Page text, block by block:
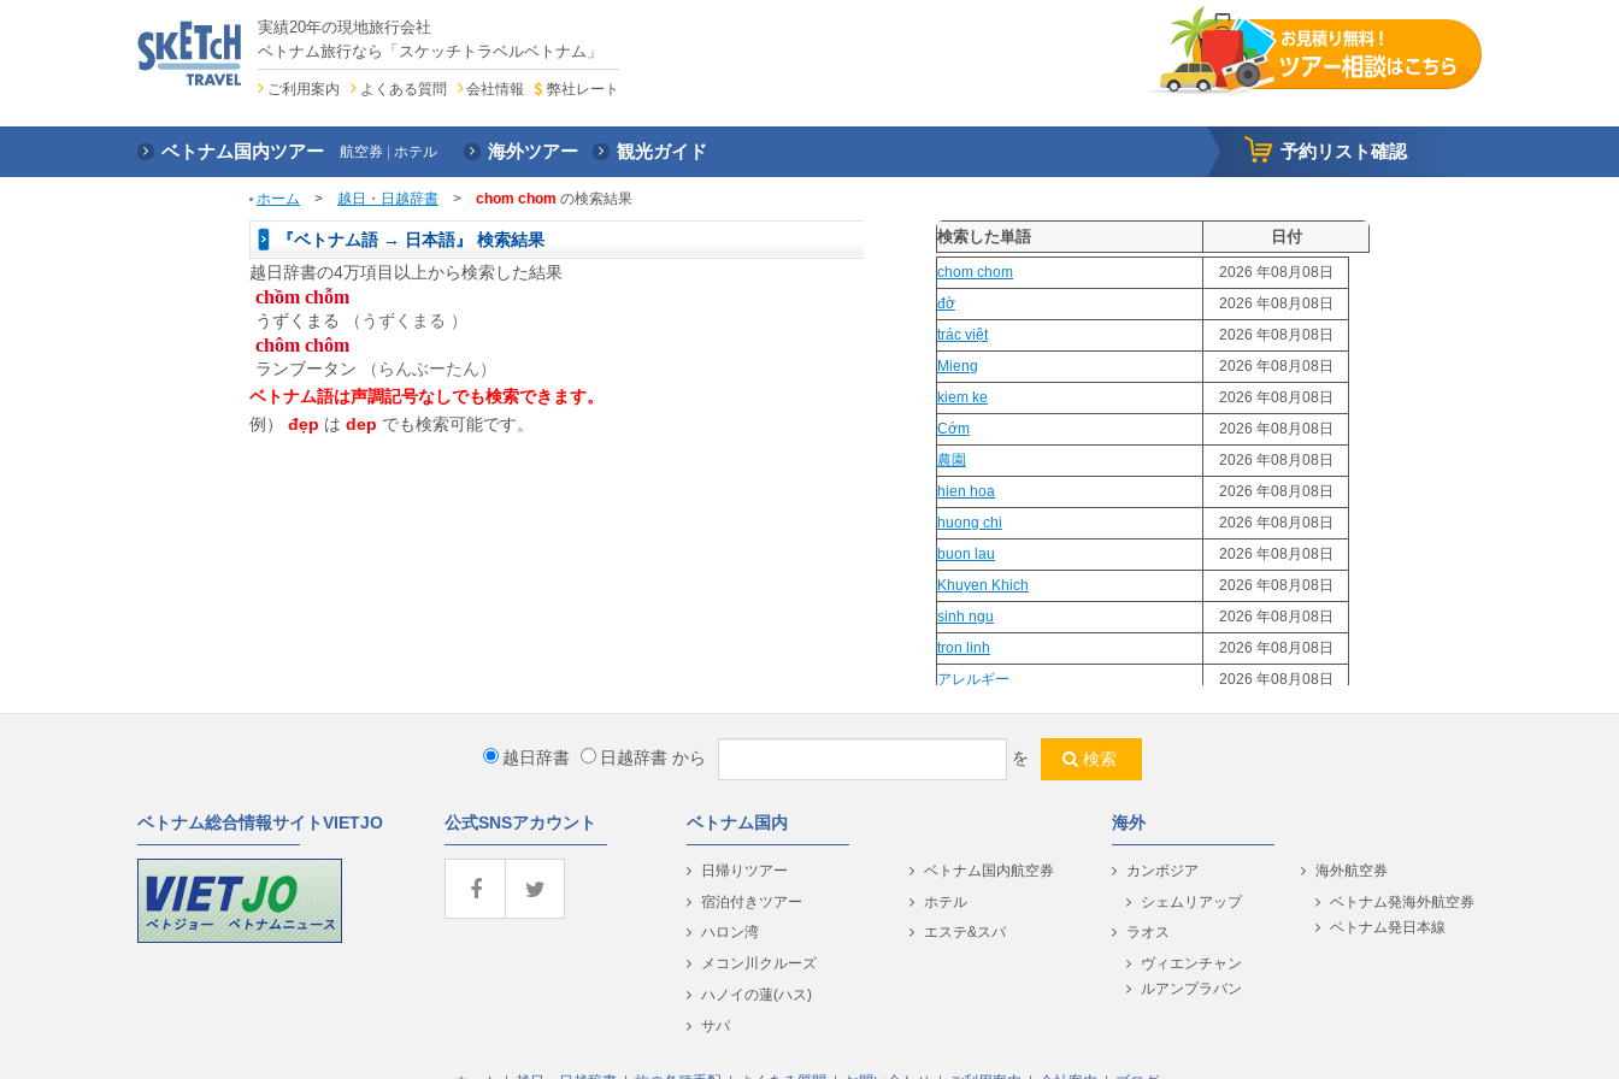
実績20年の現地旅行会社
ベトナム旅行なら「スケッチトラベルベトナム」
ご利用案内 よくある質問 会社情報 弊社レート
ベトナム国内ツアー 航空券 ホテル 海外ツアー 観光ガイド 予約リスト確認
ホーム > 越日・日越辞書 > chom chom の検索結果
『ベトナム語 → 日本語』 検索結果
越日辞書の4万項目以上から検索した結果
chồm chỗm
うずくまる （うずくまる ）
chôm chôm
ランブータン （らんぶーたん）
ベトナム語は声調記号なしでも検索できます。
例）
đẹp は dep でも検索可能です。
検索した単語 日付
chom chom
2026 年08月08日
đờ
2026 年08月08日
trác việt
2026 年08月08日
Mieng
2026 年08月08日
kiem ke
2026 年08月08日
Cớm
2026 年08月08日
農園
2026 年08月08日
hien hoa
2026 年08月08日
huong chi
2026 年08月08日
buon lau
2026 年08月08日
Khuyen Khich
2026 年08月08日
sinh ngu
2026 年08月08日
tron linh
2026 年08月08日
アレルギー
2026 年08月08日
chú
2026 年08月08日
SON
cảm
2026 年08月08日
Tặng
2026 年08月08日
Ho Tro
2026 年08月08日
2026 年08月08日
2026 年08月08日
越日辞書 日越辞書 から を 検索
ベトナム総合情報サイトVIETJO 公式SNSアカウント ベトナム国内
日帰りツアー
宿泊付きツアー
ハロン湾
メコン川クルーズ
ハノイの蓮(ハス)
サパ
ベトナム国内航空券
ホテル
エステ&スパ
海外
カンボジア
シェムリアップ
ラオス
ヴィエンチャン
ルアンプラバン
海外航空券
ベトナム発海外航空券
ベトナム発日本線